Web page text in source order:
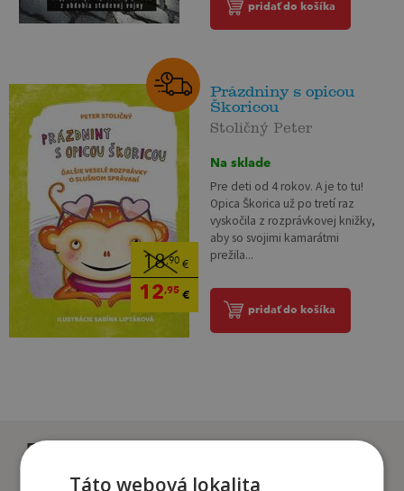
pridať do košíka
18,90€
12,95€
Prázdniny s opicou
Škoricou
Stoličný Peter
Na sklade
Pre deti od 4 rokov. A je to tu!
Opica Škorica už po tretí raz
vyskočila z rozprávkovej knižky,
aby so svojimi kamarátmi
prežila...
pridať do košíka
Zákazníci, ktorí si kúpili
tento titul si tiež kúpili
Táto webová lokalita